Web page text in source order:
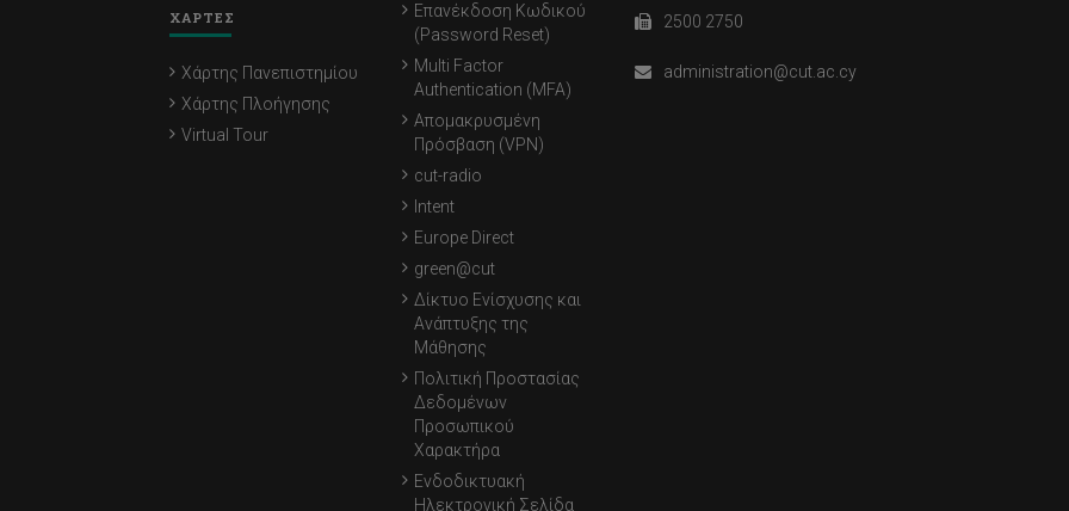
ΧΑΡΤΕΣ
Χάρτης Πανεπιστημίου
Χάρτης Πλοήγησης
Virtual Tour
Επανέκδοση Κωδικού
(Password Reset)
Multi Factor
Authentication (MFA)
Απομακρυσμένη
Πρόσβαση (VPN)
cut-radio
Intent
Europe Direct
green@cut
Δίκτυο Ενίσχυσης και
Ανάπτυξης της
Μάθησης
Πολιτική Προστασίας
Δεδομένων
Προσωπικού
Χαρακτήρα
Ενδοδικτυακή
Ηλεκτρονική Σελίδα
2500 2750
administration@cut.ac.cy